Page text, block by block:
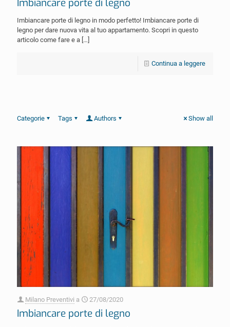
Imbiancare porte di legno
Imbiancare porte di legno in modo perfetto! Imbiancare porte di
legno per dare nuova vita al tuo appartamento. Scopri in questo
articolo come fare e a […]
Continua a leggere
Categorie Tags Authors Show all
Milano Preventivi a 27/08/2020
Imbiancare porte di legno